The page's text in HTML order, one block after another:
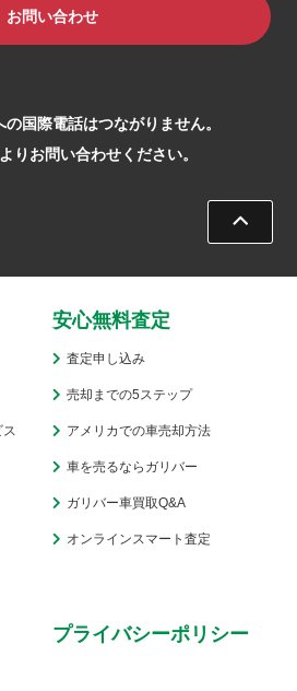
お問い合わせ
国際電話はつながりません。
りお問い合わせください。
ス
安心無料査定
査定申し込み
売却までの5ステップ
アメリカでの車売却方法
車を売るならガリバー
ガリバー車買取Q&A
オンラインスマート査定
プライバシーポリシー